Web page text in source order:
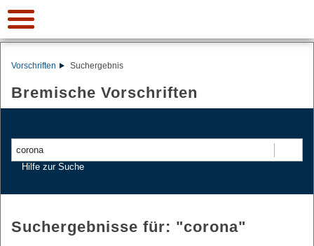
Vorschriften Suchergebnis
Bremische Vorschriften
Hilfe zur Suche
Suchergebnisse für: "corona"